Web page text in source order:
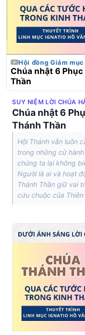
Hội đồng Giám
Chúa nhật 6
Thần
SUY NIỆM LỜI CHÚA
Chúa nhật 6
Thánh Thần
Hội Thánh vẫn luôn
trong những cử
chúng ta lại không
Người là ai và hoạt
Thánh Thần giữ vai
cứu chuộc của Thiên